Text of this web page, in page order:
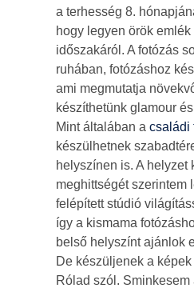
a terhesség 8.
hogy legyen örök
időszakáról. A fotózás
ruhában, fotózáshoz
ami megmutatja
készíthetünk glamour
Mint általában a családi
készülhetnek
helyszínen is. A helyzet
meghittségét szerintem
felépített stúdió
így a kismama
belső helyszínt ajánlok
De készüljenek a
Rólad szól.